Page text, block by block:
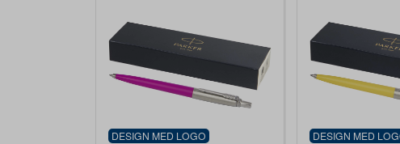
DESIGN MED LOGO DESIGN MED